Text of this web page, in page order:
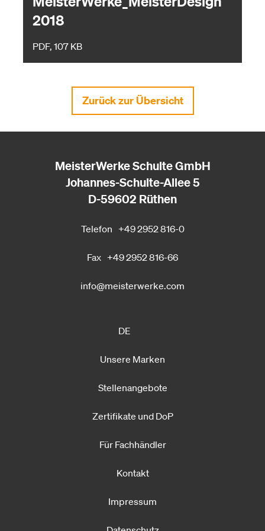
2018
PDF, 107 KB
Zurück zur Übersicht
MeisterWerke Schulte GmbH
Johannes-Schulte-Allee 5
D-59602 Rüthen
Telefon +49 2952 816-0
Fax +49 2952 816-66
info@meisterwerke.com
DE
Unsere Marken
Stellenangebote
Zertifikate und DoP
Für Fachhändler
Kontakt
Impressum